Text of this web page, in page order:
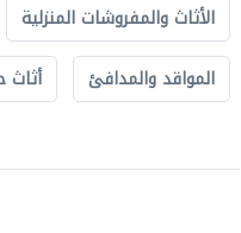
الأثاث والمفروشات المنزلية
المواقد والمدافئ